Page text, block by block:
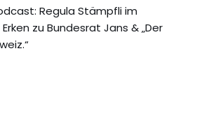
Regula Stämpfli im
zu Bundesrat Jans & „Der